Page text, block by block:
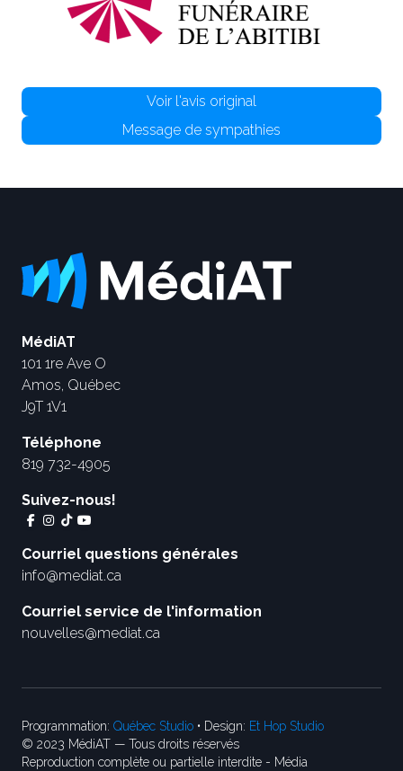
Voir l'avis original
Message de sympathies
MédiAT
101 1re Ave O
Amos, Québec
J9T 1V1
Téléphone
819 732-4905
Suivez-nous!
Courriel questions générales
info@mediat.ca
Courriel service de l'information
nouvelles@mediat.ca
Programmation: Québec Studio • Design: Et Hop Studio
© 2023 MédiAT — Tous droits réservés
Reproduction complète ou partielle interdite - Média